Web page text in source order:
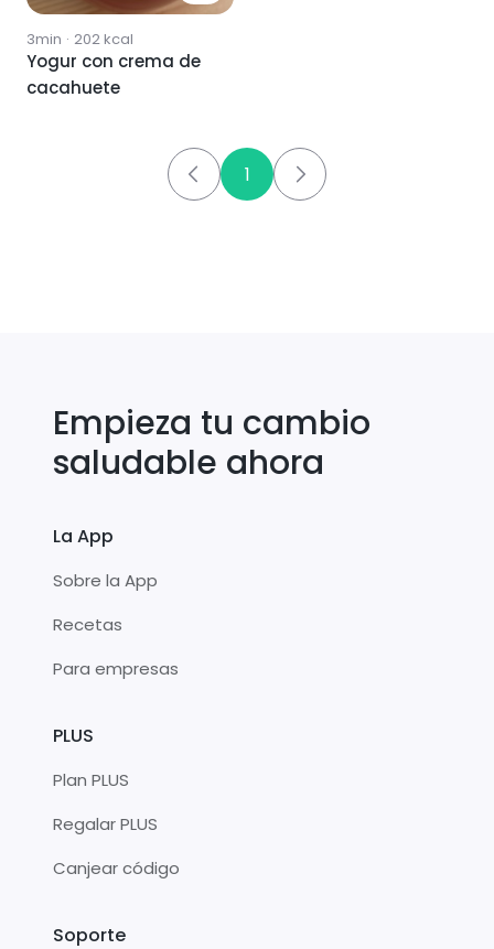
3min · 202kcal
Yogur con crema de
cacahuete
1
Empieza tu cambio
saludable ahora
La App
Sobre la App
Recetas
Para empresas
PLUS
Plan PLUS
Regalar PLUS
Canjear código
Soporte